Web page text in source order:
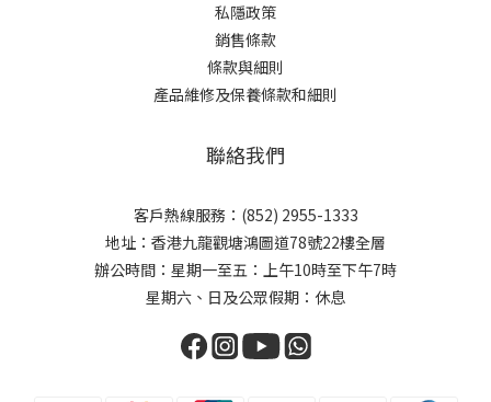
私隱政策
銷售條款
條款與細則
產品維修及保養條款和細則
聯絡我們
客戶熱線服務：(852) 2955-1333
地址：香港九龍觀塘鴻圖道78號22樓全層
辦公時間：星期一至五：上午10時至下午7時
星期六、日及公眾假期：休息